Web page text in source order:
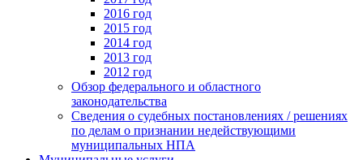
2016 год
2015 год
2014 год
2013 год
2012 год
Обзор федерального и областного
законодательства
Сведения о судебных постановлениях / решениях
по делам о признании недействующими
муниципальных НПА